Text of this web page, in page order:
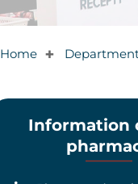
Home ✚
Information